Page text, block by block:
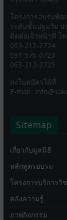
โครงการอบรมพั
ระดับชั้นปฐมวัย ป
ติดต่อเจ้าหน้าที่ โท
063-212-2724
091-576-0723
063-212-2725
ส่งใบสมัครได้ที่
E-mail :
Sitemap
เกี่ยวกับมูลนิธิ
หลักสูตรอบรม
โครงการบริการวิ
คลังความรู้
ภาพกิจกรรม